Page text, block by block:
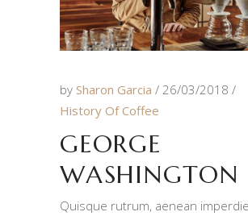
by Sharon Garcia
26/03/2018
History Of Coffee
GEORGE
WASHINGTON
Quisque rutrum, aenean